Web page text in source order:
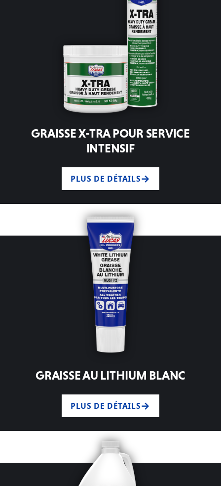
GRAISSE X-TRA POUR SERVICE
INTENSIF
PLUS DE DÉTAILS
GRAISSE AU LITHIUM BLANC
PLUS DE DÉTAILS